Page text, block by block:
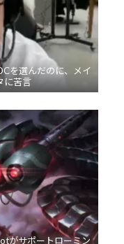
を選んだのに、メイ
に苦言
がサポートローミン